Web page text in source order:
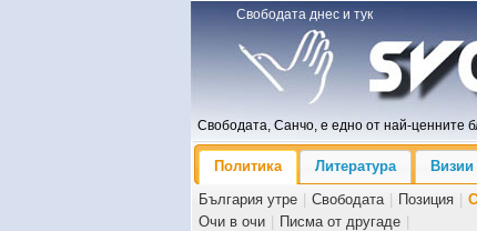
Свободата днес и тук
Свободата, Санчо, е едно от най-ценните
Политика Литература Визии
България утре
Свободата Позиция
Очи в очи
Писма от другаде